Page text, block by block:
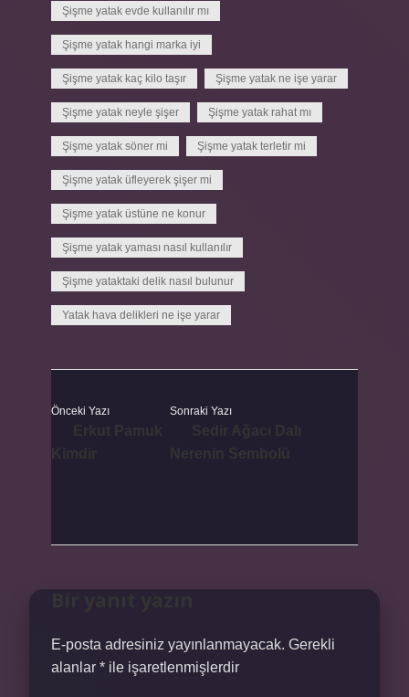
Şişme yatak evde kullanılır mı
Şişme yatak hangi marka iyi
Şişme yatak kaç kilo taşır Şişme yatak ne işe yarar
Şişme yatak neyle şişer Şişme yatak rahat mı
Şişme yatak söner mi Şişme yatak terletir mi
Şişme yatak üfleyerek şişer mi
Şişme yatak üstüne ne konur
Şişme yatak yaması nasıl kullanılır
Şişme yataktaki delik nasıl bulunur
Yatak hava delikleri ne işe yarar
Önceki Yazı Sonraki Yazı
E-posta adresiniz yayınlanmayacak. Gerekli
alanlar * ile işaretlenmişlerdir